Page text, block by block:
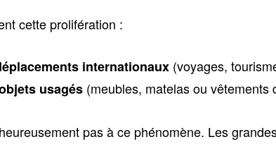
cette prolifération :
internationaux (voyages,
usagés (meubles, matelas ou vêtements
pas à ce phénomène. Les